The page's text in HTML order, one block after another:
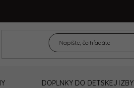
DOPLNKY DO DETSKEJ IZBY